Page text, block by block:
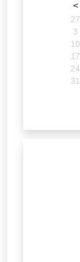
<
27
3
10
17
24
31